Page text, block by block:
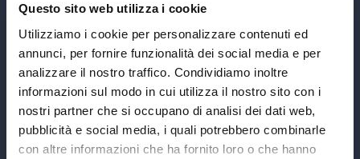
Questo sito web utilizza i cookie
Utilizziamo i cookie per personalizzare contenuti ed
annunci, per fornire funzionalità dei social media e per
analizzare il nostro traffico. Condividiamo inoltre
informazioni sul modo in cui utilizza il nostro sito con i
nostri partner che si occupano di analisi dei dati web,
pubblicità e social media, i quali potrebbero combinarle
con altre informazioni che ha fornito loro o che hanno
QUICK SERVICE
CONTEMPORARY FORMAL
PERFORMANCE
SUSTAINABILITY
CONTACTS
PRIVACY POLICY
COOKIE POLICY